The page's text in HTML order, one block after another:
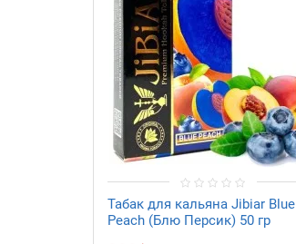
Табак для кальяна Jibiar Blue
Peach (Блю Персик) 50 гр